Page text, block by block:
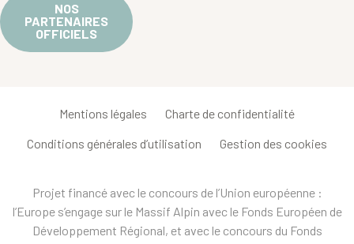
NOS
PARTENAIRES
OFFICIELS
Mentions légales Charte de confidentialité
Conditions générales d’utilisation Gestion des cookies
Projet financé avec le concours de l’Union européenne :
l’Europe s’engage sur le Massif Alpin avec le Fonds Européen de
Développement Régional, et avec le concours du Fonds